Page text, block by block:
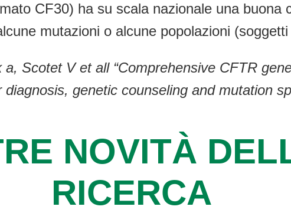
CF30) ha su scala nazionale una buona
mutazioni o alcune popolazioni
a, Scotet V et all “Comprehensive CFTR
genetic counseling and mutation
NOVITÀ
RICERCA